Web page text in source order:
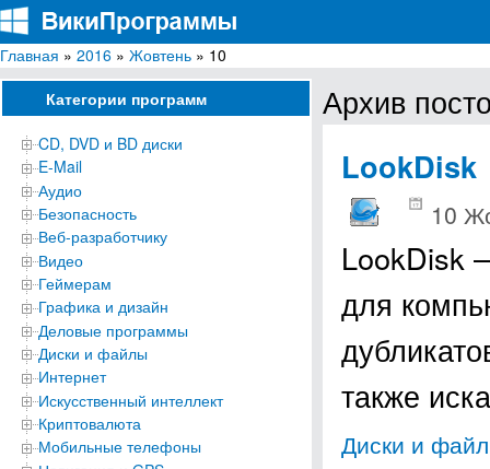
ВикиПрограммы
Энциклопедия бесплатных компьютерных программ для Windows
Главная » 2016 » Жовтень » 10
Категории программ
CD, DVD и BD диски
E-Mail
Аудио
Безопасность
Веб-разработчику
Видео
Геймерам
Графика и дизайн
Деловые программы
Диски и файлы
Интернет
Искусственный интеллект
Криптовалюта
Мобильные телефоны
Архив
LookDisk
10
LookDisk
для
также
Диски и